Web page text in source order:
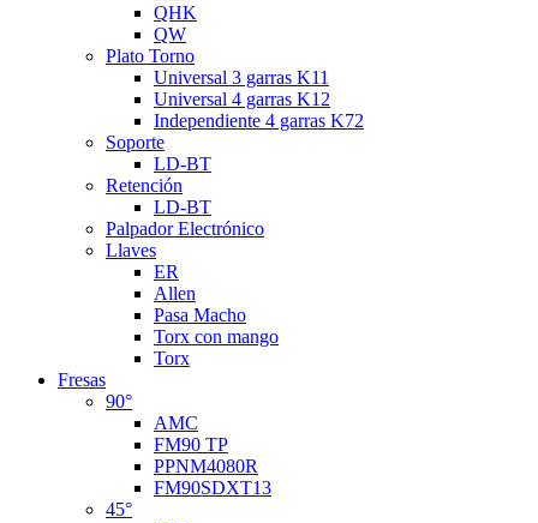
QHK
QW
Plato Torno
Universal 3 garras K11
Universal 4 garras K12
Independiente 4 garras K72
Soporte
LD-BT
Retención
LD-BT
Palpador Electrónico
Llaves
ER
Allen
Pasa Macho
Torx con mango
Torx
Fresas
90°
AMC
FM90 TP
PPNM4080R
FM90SDXT13
45°